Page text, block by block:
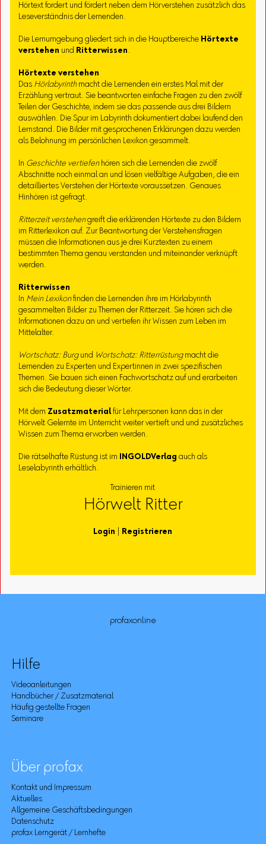
Hörtext fordert und fördert neben dem Hörverstehen zusätzlich das
Leseverständnis der Lernenden.
Die Lernumgebung gliedert sich in die Hauptbereiche Hörtexte
verstehen und Ritterwissen.
Hörtexte verstehen
Das Hörlabyrinthmacht die Lernenden ein erstes Mal mit der
Erzählung vertraut. Sie beantworten einfache Fragen zu den zwölf
Teilen der Geschichte, indem sie das passende aus drei Bildern
auswählen. Die Spur im Labyrinth dokumentiert dabei laufend den
Lernstand. Die Bilder mit gesprochenen Erklärungen dazu werden
als Belohnung im persönlichen Lexikon gesammelt.
In Geschichte vertiefenhören sich die Lernenden die zwölf
Abschnitte noch einmal an und lösen vielfältige Aufgaben, die ein
detailliertes Verstehen der Hörtexte voraussetzen. Genaues
Hinhören ist gefragt.
Ritterzeit verstehengreift die erklärenden Hörtexte zu den Bildern
im Ritterlexikon auf. Zur Beantwortung der Verstehensfragen
müssen die Informationen aus je drei Kurztexten zu einem
bestimmten Thema genau verstanden und miteinander verknüpft
werden.
Ritterwissen
In Mein Lexikonfinden die Lernenden ihre im Hörlabyrinth
gesammelten Bilder zu Themen der Ritterzeit. Sie hören sich die
Informationen dazu an und vertiefen ihr Wissen zum Leben im
Mittelalter.
Wortschatz: Burgund Wortschatz: Ritterrüstungmacht die
Lernenden zu Experten und Expertinnen in zwei spezifischen
Themen. Sie bauen sich einen Fachwortschatz auf und erarbeiten
sich die Bedeutung dieser Wörter.
Mit dem Zusatzmaterialfür Lehrpersonen kann das in der
Hörwelt Gelernte im Unterricht weiter vertieft und und zusätzliches
Wissen zum Thema erworben werden.
Die rätselhafte Rüstung ist im INGOLDVerlag auch als
Leselabyrinth erhältlich.
Trainieren mit
Hörwelt Ritter
Login Registrieren
profaxonline
Hilfe
Videoanleitungen
Handbücher / Zusatzmaterial
Häufig gestellte Fragen
Seminare
Über profax
Kontakt und Impressum
Aktuelles
Allgemeine Geschäftsbedingungen
Datenschutz
profax Lerngerät / Lernhefte